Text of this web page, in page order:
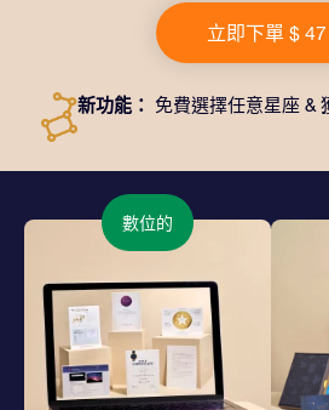
一個精美的信封、寄往您的收貨地
文件以及免費應用程序。這是一種
神奇方式。
立即下單 $ 47
新功能： 免費選擇任意星座 &
數位的